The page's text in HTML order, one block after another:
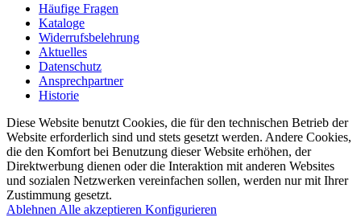
Häufige Fragen
Kataloge
Widerrufsbelehrung
Aktuelles
Datenschutz
Ansprechpartner
Historie
Diese Website benutzt Cookies, die für den technischen Betrieb der
Website erforderlich sind und stets gesetzt werden. Andere Cookies,
die den Komfort bei Benutzung dieser Website erhöhen, der
Direktwerbung dienen oder die Interaktion mit anderen Websites
und sozialen Netzwerken vereinfachen sollen, werden nur mit Ihrer
Zustimmung gesetzt.
Ablehnen Alle akzeptieren Konfigurieren